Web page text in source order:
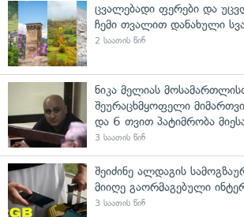
ცვალებადი ფერები და
ჩემი თვალით დანახული
2 საათის წინ
ნიკა მელიას
შეურაცხმყოფელი
და 6 თვით პატიმრობა
3 საათის წინ
შეიძინე ალდაგის
მიიღე გაორმაგებული
3 საათის წინ